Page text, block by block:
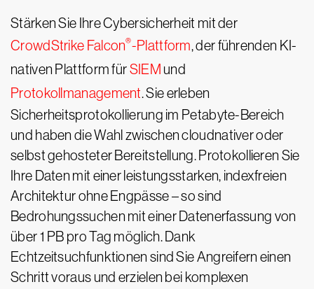
Stärken Sie Ihre Cybersicherheit mit der
CrowdStrike Falcon®-Plattform, der führenden KI-
nativen Plattform fürSIEM und
Protokollmanagement. Sie erleben
Sicherheitsprotokollierung im Petabyte-Bereich
und haben die Wahl zwischen cloudnativer oder
selbst gehosteter Bereitstellung. Protokollieren Sie
Ihre Daten mit einer leistungsstarken, indexfreien
Architektur ohne Engpässe – so sind
Bedrohungssuchen mit einer Datenerfassung von
über 1 PB pro Tag möglich. Dank
Echtzeitsuchfunktionen sind Sie Angreifern einen
Schritt voraus und erzielen bei komplexen